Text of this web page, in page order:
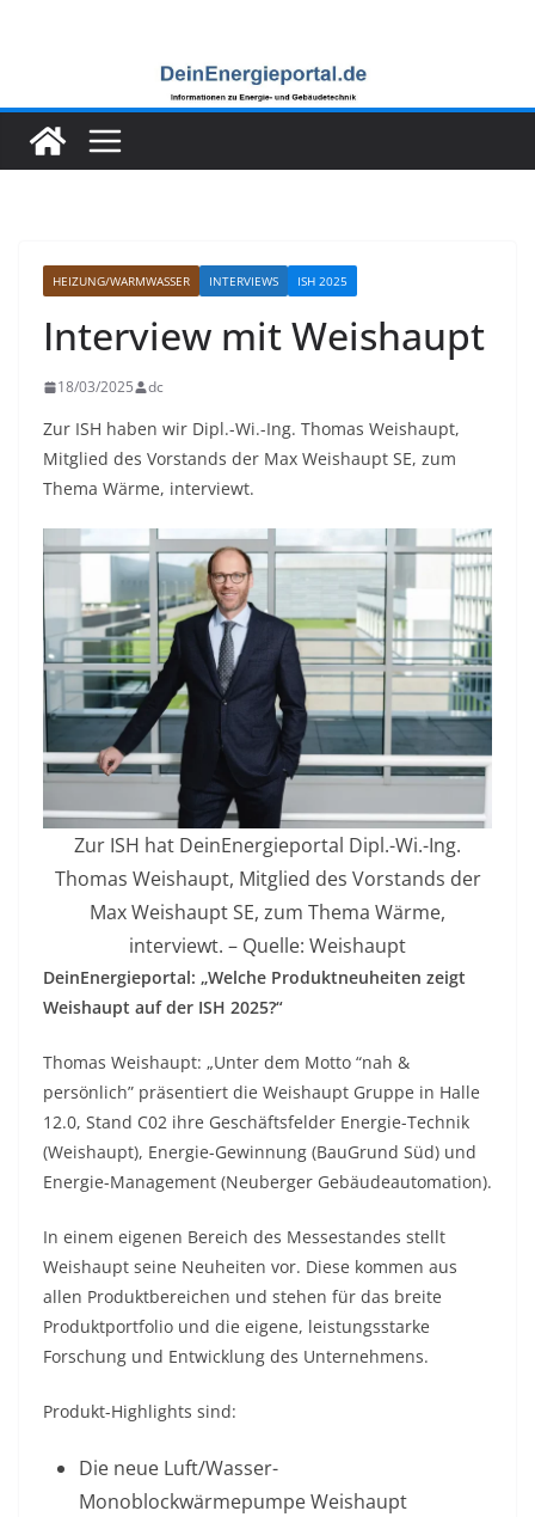
HEIZUNG/WARMWASSER INTERVIEWS ISH 2025
Interview mit Weishaupt
18/03/2025 dc
Zur ISH haben wir Dipl.-Wi.-Ing. Thomas Weishaupt,
Mitglied des Vorstands der Max Weishaupt SE, zum
Thema Wärme, interviewt.
Zur ISH hat DeinEnergieportal Dipl.-Wi.-Ing.
Thomas Weishaupt, Mitglied des Vorstands der
Max Weishaupt SE, zum Thema Wärme,
interviewt. – Quelle: Weishaupt
DeinEnergieportal: „Welche Produktneuheiten zeigt
Weishaupt auf der ISH 2025?“
Thomas Weishaupt: „Unter dem Motto “nah &
persönlich” präsentiert die Weishaupt Gruppe in Halle
12.0, Stand C02 ihre Geschäftsfelder Energie-Technik
(Weishaupt), Energie-Gewinnung (BauGrund Süd) und
Energie-Management (Neuberger Gebäudeautomation).
In einem eigenen Bereich des Messestandes stellt
Weishaupt seine Neuheiten vor. Diese kommen aus
allen Produktbereichen und stehen für das breite
Produktportfolio und die eigene, leistungsstarke
Forschung und Entwicklung des Unternehmens.
Produkt-Highlights sind:
Die neue Luft/Wasser-
Monoblockwärmepumpe Weishaupt